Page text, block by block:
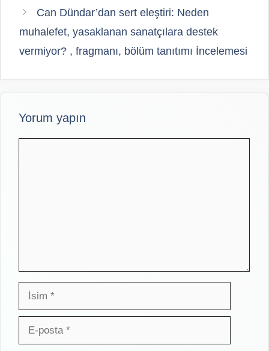
Can Dündar’dan sert eleştiri: Neden
muhalefet, yasaklanan sanatçılara destek
vermiyor? , fragmanı, bölüm tanıtımı İncelemesi
Yorum yapın
İsim
posta